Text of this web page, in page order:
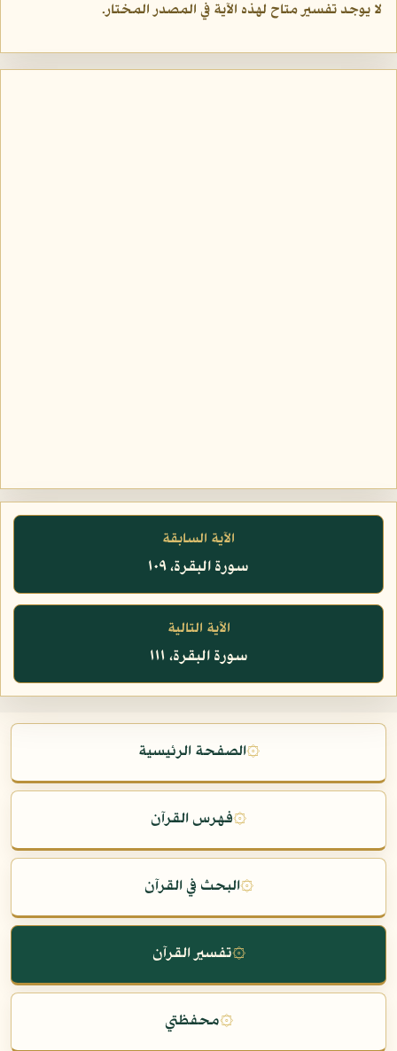
لا يوجد تفسير متاح لهذه الآية في المصدر المختار.
الآية السابقة
سورة البقرة، ١٠٩
الآية التالية
سورة البقرة، ١١١
۞الصفحة الرئيسية
۞فهرس القرآن
۞البحث في القرآن
۞تفسير القرآن
۞محفظتي